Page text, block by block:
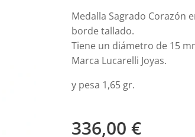
Medalla Sagrado Corazón
borde tallado.
Tiene un diámetro de 15
Marca Lucarelli Joyas.
y pesa 1,65 gr.
336,00 €